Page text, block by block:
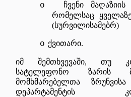
o
ჩვენი
რომელსაც
(სურვილისამებრ)
o ქვითარი.
იმ შემთხვევაში, თუ
სატელეფონო ზარის
მომხმარებელთა
დეპარტამენტის